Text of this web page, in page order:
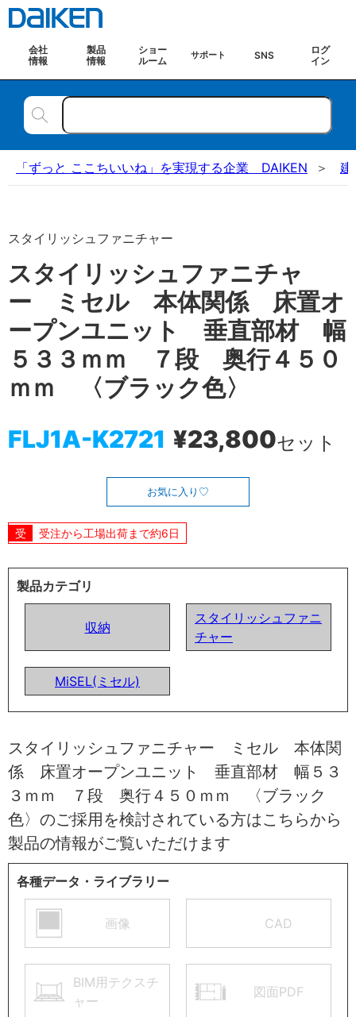
会社
情報
製品
情報
ショー
ルーム
サポート SNS
ログ
イン
「ずっと ここちいいね」を実現する企業 DAIKEN 建
スタイリッシュファニチャー
スタイリッシュファニチャ
ー ミセル 本体関係 床置オ
ープンユニット 垂直部材 幅
５３３ｍｍ ７段 奥行４５０
ｍｍ 〈ブラック色〉
FLJ1A-K2721 ¥23,800セット
お気に入り
受注から工場出荷まで約6日
製品カテゴリ
収納
スタイリッシュファニ
チャー
MiSEL(ミセル)
スタイリッシュファニチャー ミセル 本体関
係 床置オープンユニット 垂直部材 幅５３
３ｍｍ ７段 奥行４５０ｍｍ 〈ブラック
色〉のご採用を検討されている方はこちらから
製品の情報がご覧いただけます
各種データ・ライブラリー
画像 CAD
BIM用テクスチ
ャー
図面PDF